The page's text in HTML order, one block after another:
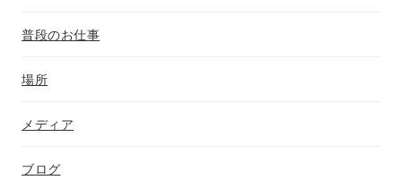
普段のお仕事
場所
メディア
ブログ